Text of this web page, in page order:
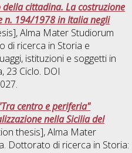
della cittadina. La costruzione
n. 194/1978 in Italia negli
Alma Mater Studiorum
di ricerca in Storia e
istituzioni e soggetti in
, 23 Ciclo. DOI
centro e periferia"
nella Sicilia del
thesis], Alma Mater
Dottorato di ricerca in Storia: